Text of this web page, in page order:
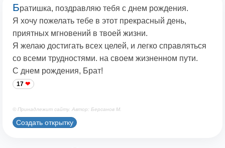
Братишка, поздравляю тебя с днем рождения.
Я хочу пожелать тебе в этот прекрасный день,
приятных мгновений в твоей жизни.
Я желаю достигать всех целей, и легко справляться
со всеми трудностями. на своем жизненном пути.
С днем рождения, Брат!
17
© Принадлежит сайту. Автор: Берсанов М.
Создать открытку